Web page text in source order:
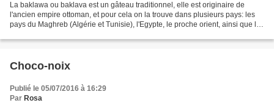
La baklawa ou baklava est un gâteau traditionnel, elle est originaire de
l'ancien empire ottoman, et pour cela on la trouve dans plusieurs pays: les
pays du Maghreb (Algérie et Tunisie), l'Egypte, le proche orient, ainsi que les
Choco-noix
Publié le 05/07/2016 à 16:29
Par Rosa